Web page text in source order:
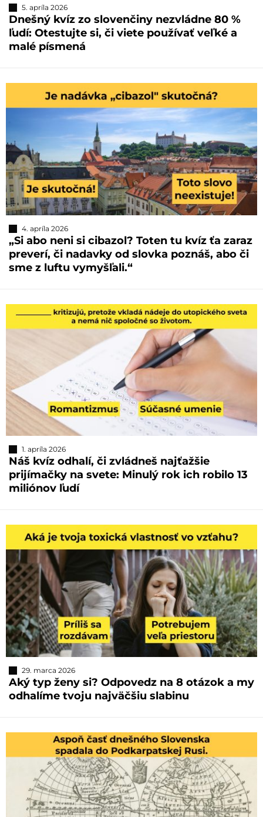
5. apríla 2026
Dnešný kvíz zo slovenčiny nezvládne 80 %
ľudí: Otestujte si, či viete používať veľké a
malé písmená
4. apríla 2026
„Si abo neni si cibazol? Toten tu kvíz ťa zaraz
preverí, či nadavky od slovka poznáš, abo či
sme z luftu vymyšľali.“
1. apríla 2026
Náš kvíz odhalí, či zvládneš najťažšie
prijímačky na svete: Minulý rok ich robilo 13
miliónov ľudí
29. marca 2026
Aký typ ženy si? Odpovedz na 8 otázok a my
odhalíme tvoju najväčšiu slabinu